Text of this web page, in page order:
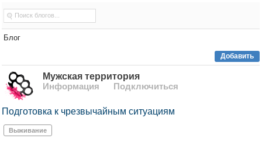
Блог
Добавить
Мужская территория
Информация
Подключиться
Подготовка к чрезвычайным ситуациям
Выживание